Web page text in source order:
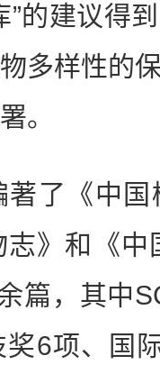
”的建议得
多样性的
。
了《中国
》和《
篇，其中
6项、国